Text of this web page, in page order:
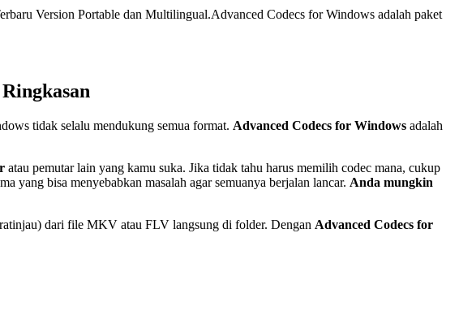
Version Portable dan Multilingual.Advanced Codecs for Windows adalah paket
Ringkasan
tidak selalu mendukung semua format. Advanced Codecs for Windows adalah
atau pemutar lain yang kamu suka. Jika tidak tahu harus memilih codec mana, cukup
yang bisa menyebabkan masalah agar semuanya berjalan lancar. Anda mungkin
dari file MKV atau FLV langsung di folder. Dengan Advanced Codecs for